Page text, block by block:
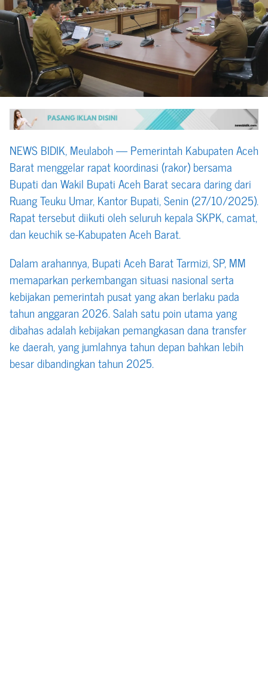
NEWS BIDIK, Meulaboh — Pemerintah Kabupaten Aceh
Barat menggelar rapat koordinasi (rakor) bersama
Bupati dan Wakil Bupati Aceh Barat secara daring dari
Ruang Teuku Umar, Kantor Bupati, Senin (27/10/2025).
Rapat tersebut diikuti oleh seluruh kepala SKPK, camat,
dan keuchik se-Kabupaten Aceh Barat.
Dalam arahannya, Bupati Aceh Barat Tarmizi, SP, MM
memaparkan perkembangan situasi nasional serta
kebijakan pemerintah pusat yang akan berlaku pada
tahun anggaran 2026. Salah satu poin utama yang
dibahas adalah kebijakan pemangkasan dana transfer
ke daerah, yang jumlahnya tahun depan bahkan lebih
besar dibandingkan tahun 2025.